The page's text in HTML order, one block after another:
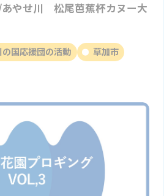
やせ川 松尾芭蕉杯カヌー大
の国応援団の活動 草加市